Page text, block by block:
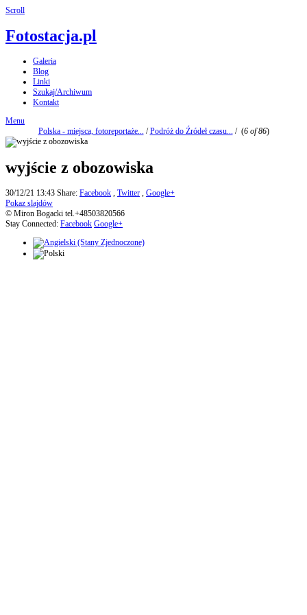
Scroll
Fotostacja.pl
Galeria
Blog
Linki
Szukaj/Archiwum
Kontakt
Menu
Polska - miejsca, fotoreportaże... /Podróż do Źródeł czasu... / (6 of 86)
wyjście z obozowiska
30/12/21 13:43 Share: Facebook , Twitter , Google+
Pokaz slajdów
© Miron Bogacki tel.+48503820566
Stay Connected: Facebook Google+